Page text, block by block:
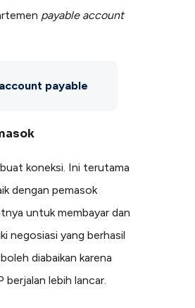
payable account
payable
koneksi. Ini terutama
dengan pemasok
untuk membayar dan
negosiasi yang berhasil
diabaikan karena
lebih lancar.